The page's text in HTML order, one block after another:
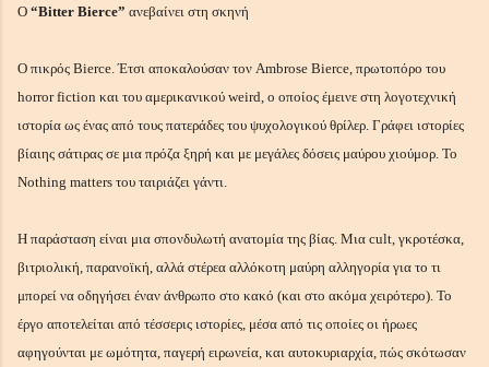
Ο “Bitter Bierce” ανεβαίνει στη σκηνή
O πικρός Bierce. Έτσι αποκαλούσαν τον Ambrose Bierce, πρωτοπόρο του
horror fiction και του αμερικανικού weird, ο οποίος έμεινε στη λογοτεχνική
ιστορία ως ένας από τους πατεράδες του ψυχολογικού θρίλερ. Γράφει ιστορίες
βίαιης σάτιρας σε μια πρόζα ξηρή και με μεγάλες δόσεις μαύρου χιούμορ. Το
Nothing matters του ταιριάζει γάντι.
Η παράσταση είναι μια σπονδυλωτή ανατομία της βίας. Μια cult, γκροτέσκα,
βιτριολική, παρανοϊκή, αλλά στέρεα αλλόκοτη μαύρη αλληγορία για το τι
μπορεί να οδηγήσει έναν άνθρωπο στο κακό (και στο ακόμα χειρότερο). Το
έργο αποτελείται από τέσσερις ιστορίες, μέσα από τις οποίες οι ήρωες
αφηγούνται με ωμότητα, παγερή ειρωνεία, και αυτοκυριαρχία, πώς σκότωσαν